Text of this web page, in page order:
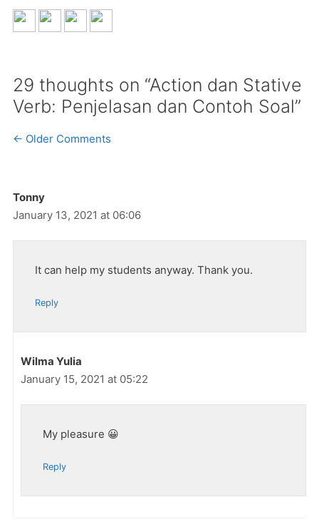
29 thoughts on “Action dan Stative
Verb: Penjelasan dan Contoh Soal”
Comment
← Older Comments
Tonny
January 13, 2021 at 06:06
It can help my students anyway. Thank you.
Reply
Wilma Yulia
January 15, 2021 at 05:22
My pleasure 😀
Reply